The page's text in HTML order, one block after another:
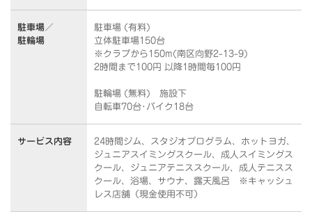
駐車場／
駐輪場
駐車場 (有料)
立体駐車場150台
※クラブから150m(南区向野2-13-9)
2時間まで100円 以降1時間毎100円
駐輪場 (無料) 施設下
自転車70台･バイク18台
サービス内容
24時間ジム、スタジオプログラム、ホットヨガ、
ジュニアスイミングスクール、成人スイミングス
クール、ジュニアテニススクール、成人テニスス
クール、浴場、サウナ、露天風呂 ※キャッシュ
レス店舗（現金使用不可）